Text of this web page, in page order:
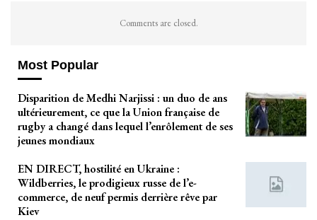
Comments are closed.
Most Popular
Disparition de Medhi Narjissi : un duo de ans
ultérieurement, ce que la Union française de
rugby a changé dans lequel l’enrôlement de ses
jeunes mondiaux
EN DIRECT, hostilité en Ukraine :
Wildberries, le prodigieux russe de l’e-
commerce, de neuf permis derrière rêve par
Kiev